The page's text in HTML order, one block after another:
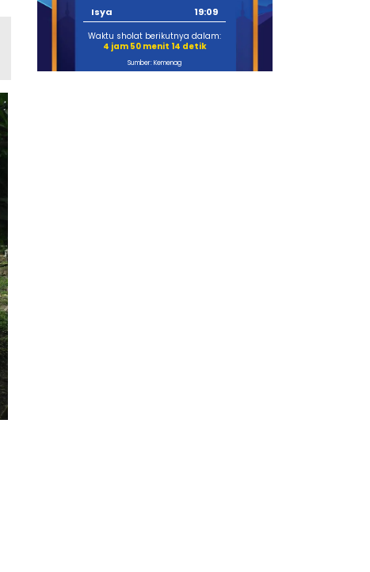
Isya
19:09
Waktu sholat berikutnya dalam:
4 jam 50 menit 13 detik
Sumber: Kemenag